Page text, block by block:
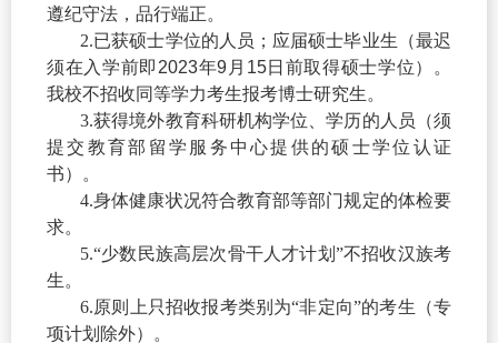
遵纪守法，品行端正。
2.已获硕士学位的人员；应届硕士毕业生（最迟
须在入学前即 2023年9 月 15日前取得硕士学位）。
我校不招收同等学力考生报考博士研究生。
3.获得境外教育科研机构学位、学历的人员（须
提交教育部留学服务中心提供的硕士学位认证
书）。
4.身体健康状况符合教育部等部门规定的体检要
求。
5.“少数民族高层次骨干人才计划”不招收汉族考
生。
6.原则上只招收报考类别为“非定向”的考生（专
项计划除外）。